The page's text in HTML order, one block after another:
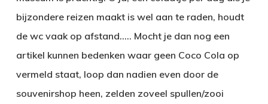
bijzondere reizen maakt is wel aan te raden, houdt
de wc vaak op afstand….. Mocht je dan nog een
artikel kunnen bedenken waar geen Coco Cola op
vermeld staat, loop dan nadien even door de
souvenirshop heen, zelden zoveel spullen/zooi